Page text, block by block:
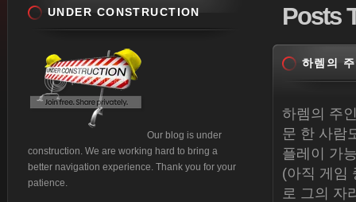
Posts
하렘의
하렘의 주
문 한 사람
플레이 가
(아직 게임
로 그의 자
UNDER CONSTRUCTION
Our blog is under
construction. We are working hard to bring a
better navigation experience. Thank you for your
patience.